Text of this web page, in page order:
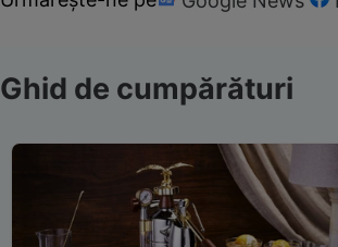
Ghid de cumpărături